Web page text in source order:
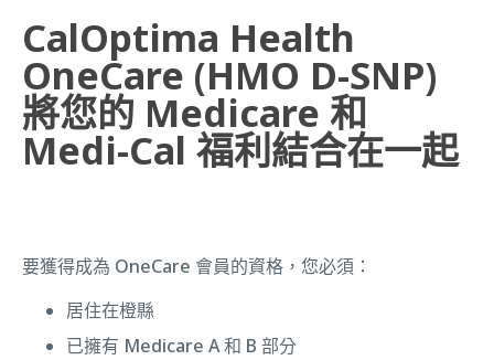
CalOptima Health
OneCare (HMO D-SNP)
將您的 Medicare 和
Medi-Cal 福利結合在一起
要獲得成為 OneCare 會員的資格，您必須：
居住在橙縣
已擁有 Medicare A 和 B 部分